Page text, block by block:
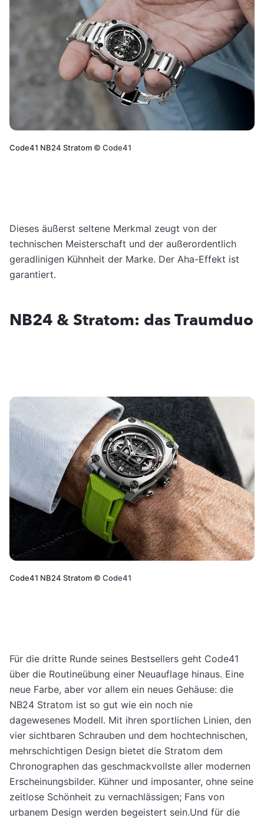
Code41 NB24 Stratom © Code41
Dieses äußerst seltene Merkmal zeugt von der
technischen Meisterschaft und der außerordentlich
geradlinigen Kühnheit der Marke. Der Aha-Effekt ist
garantiert.
NB24 & Stratom: das Traumduo
Code41 NB24 Stratom © Code41
Für die dritte Runde seines Bestsellers geht Code41
über die Routineübung einer Neuauflage hinaus. Eine
neue Farbe, aber vor allem ein neues Gehäuse: die
NB24 Stratom ist so gut wie ein noch nie
dagewesenes Modell. Mit ihren sportlichen Linien, den
vier sichtbaren Schrauben und dem hochtechnischen,
mehrschichtigen Design bietet die Stratom dem
Chronographen das geschmackvollste aller modernen
Erscheinungsbilder. Kühner und imposanter, ohne seine
zeitlose Schönheit zu vernachlässigen; Fans von
urbanem Design werden begeistert sein.Und für die